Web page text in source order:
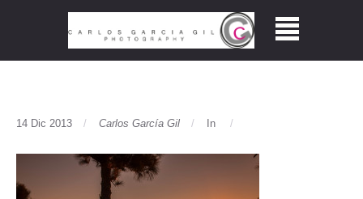
14 Dic 2013 Carlos García Gil In